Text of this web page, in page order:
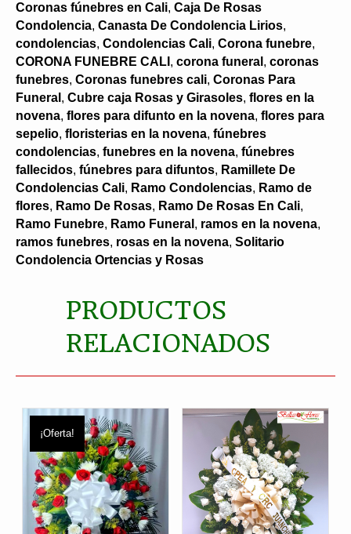
Coronas fúnebres en Cali, Caja De Rosas
Condolencia, Canasta De Condolencia Lirios,
condolencias, Condolencias Cali, Corona funebre,
CORONA FUNEBRE CALI , corona funeral , coronas
funebres, Coronas funebres cali, Coronas Para
Funeral , Cubre caja Rosas y Girasoles, flores en la
novena, flores para difunto en la novena, flores para
sepelio, floristerias en la novena, fúnebres
condolencias, funebres en la novena, fúnebres
fallecidos, fúnebres para difuntos, Ramillete De
Condolencias Cali, Ramo Condolencias, Ramo de
flores, Ramo De Rosas, Ramo De Rosas En Cali,
Ramo Funebre, Ramo Funeral , ramos en la novena,
ramos funebres, rosas en la novena, Solitario
Condolencia Ortencias y Rosas
PRODUCTOS
RELACIONADOS
¡Oferta!